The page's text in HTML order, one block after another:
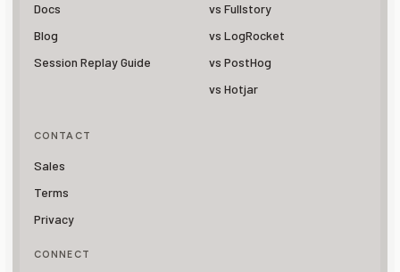
Docs
Blog
Session Replay Guide
vs Fullstory
vs LogRocket
vs PostHog
vs Hotjar
CONTACT
Sales
Terms
Privacy
CONNECT